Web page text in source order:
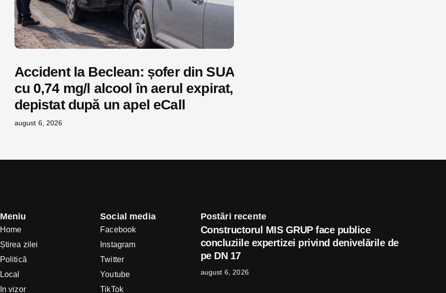
Accident la Beclean: șofer din SUA
cu 0,74 mg/l alcool în aerul expirat,
depistat după un apel eCall
august 6, 2026
Meniu
Home
Știrea zilei
Politică
Local
In vizor
Social media
Facebook
Instagram
Twitter
Youtube
TikTok
Postări recente
Constructorul MIS GRUP face publice
concluziile expertizei privind denivelările de
pe DN 17
august 6, 2026